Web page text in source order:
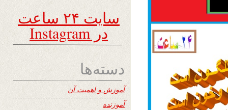
سایت ۲۴ ساعت
در Instagram
دسته‌ها
آموزش و اهمیت آن
آموزنده